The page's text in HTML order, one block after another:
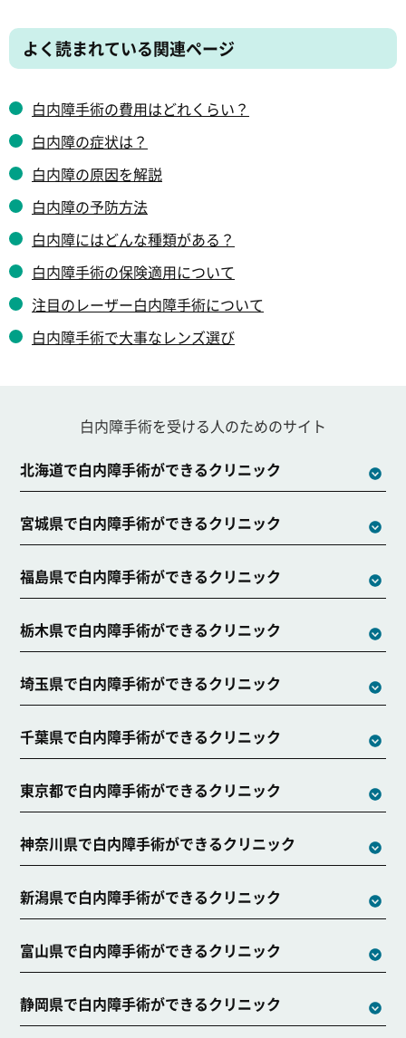
よく読まれている関連ページ
白内障手術の費用はどれくらい？
白内障の症状は？
白内障の原因を解説
白内障の予防方法
白内障にはどんな種類がある？
白内障手術の保険適用について
注目のレーザー白内障手術について
白内障手術で大事なレンズ選び
白内障手術を受ける人のためのサイト
北海道で白内障手術ができるクリニック
宮城県で白内障手術ができるクリニック
福島県で白内障手術ができるクリニック
栃木県で白内障手術ができるクリニック
埼玉県で白内障手術ができるクリニック
千葉県で白内障手術ができるクリニック
東京都で白内障手術ができるクリニック
神奈川県で白内障手術ができるクリニック
新潟県で白内障手術ができるクリニック
富山県で白内障手術ができるクリニック
静岡県で白内障手術ができるクリニック